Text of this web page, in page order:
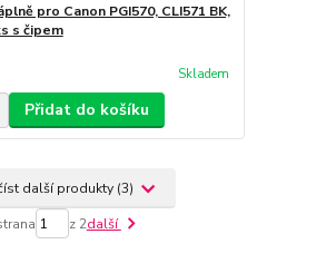
pro Canon PGI570, CLI571 BK,
s čipem
Skladem
Přidat do košíku
další produkty (3)
z 2další